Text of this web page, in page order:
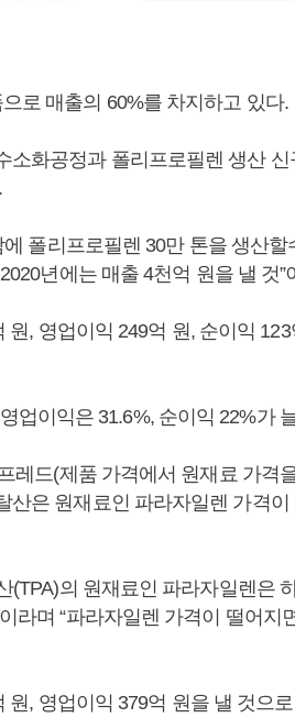
로 매출의 60%를 차지하고 있다.
소화공정과 폴리프로필렌 생산
폴리프로필렌 30만 톤을 생산
년에는 매출 4천억 원을 낼 것”
, 영업이익 249억 원, 순이익
업이익은 31.6%, 순이익 22%가
레드(제품 가격에서 원재료 가격
산은 원재료인 파라자일렌 가격이
(TPA)의 원재료인 파라자일렌은
라며 “파라자일렌 가격이 떨어지
원, 영업이익 379억 원을 낼 것으